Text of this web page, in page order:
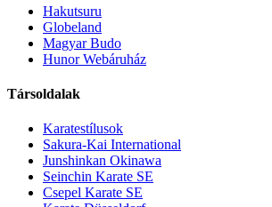
Hakutsuru
Globeland
Magyar Budo
Hunor Webáruház
Társoldalak
Karatestílusok
Sakura-Kai International
Junshinkan Okinawa
Seinchin Karate SE
Csepel Karate SE